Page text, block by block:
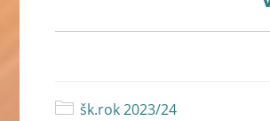
šk.rok 2023/24